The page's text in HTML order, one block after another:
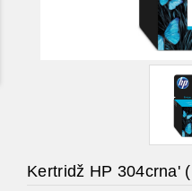
Kertridž HP 304crna'